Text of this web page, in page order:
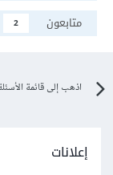
متابعون
2
اذهب إلى قائمة الأسئلة
إعلانات